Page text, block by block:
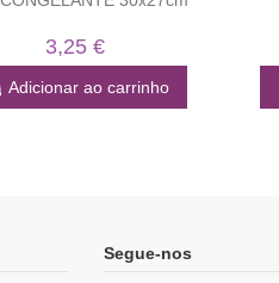
3,25 €
Adicionar ao carrinho
Segue-nos